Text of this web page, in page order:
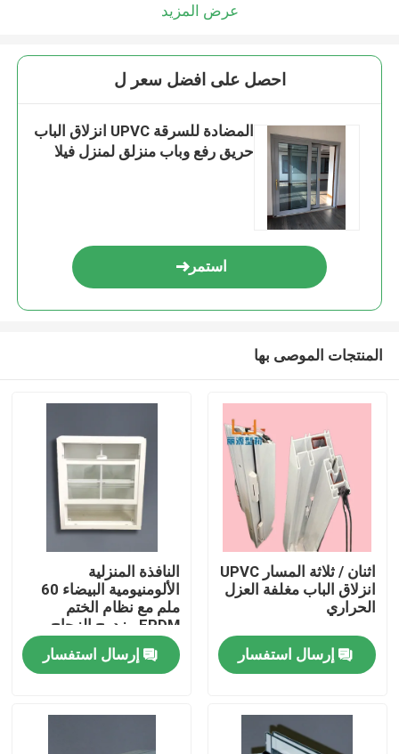
أشرطة فيديو
عرض المزيد
احصل على افضل سعر ل
المضادة للسرقة UPVC انزلاق الباب
حريق رفع وباب منزلق لمنزل فيلا
استمر
المنتجات الموصى بها
اثنان / ثلاثة المسار UPVC
انزلاق الباب مغلفة العزل
الحراري
إرسال استفسار
النافذة المنزلية
الألومنيومية البيضاء 60
ملم مع نظام الختم
EPDM مزدوج الزجاج
واحد / مزدوج
إرسال استفسار